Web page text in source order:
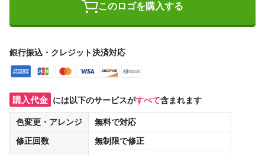
このロゴを購入する
銀行振込・クレジット決済対応
購入代金 には以下のサービスがすべて含まれます
色変更・アレンジ
無料で対応
修正回数
無制限で修正